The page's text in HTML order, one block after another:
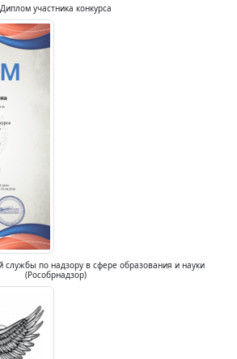
Диплом участника конкурса
по надзору в сфере образования и науки
(Рособрнадзор)